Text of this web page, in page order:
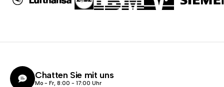
Chatten Sie mit uns
Mo - Fr, 8:00 - 17:00 Uhr